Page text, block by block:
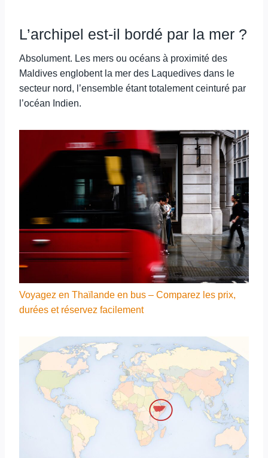
L’archipel est-il bordé par la mer ?
Absolument. Les mers ou océans à proximité des
Maldives englobent la mer des Laquedives dans le
secteur nord, l’ensemble étant totalement ceinturé par
l’océan Indien.
Voyagez en Thaïlande en bus – Comparez les prix,
durées et réservez facilement